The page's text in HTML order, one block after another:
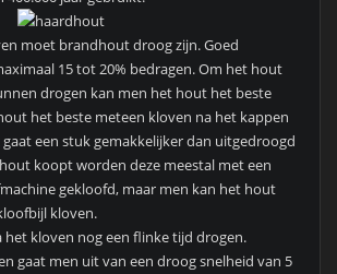
moet brandhout droog zijn. Goed
15 tot 20% bedragen. Om het hout
drogen kan men het hout het beste
het beste meteen kloven na het kappen
een stuk gemakkelijker dan uitgedroogd
koopt worden deze meestal met een
gekloofd, maar men kan het hout
kloven.
kloven nog een flinke tijd drogen.
gaat men uit van een droog snelheid van 5